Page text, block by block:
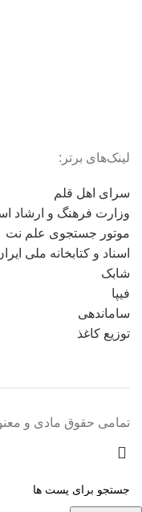
لینک‌های برتر:
سرای اهل قلم
وزارت فرهنگ و ارشاد
موتور جستجوی علم نت
اسناد و کتابخانه ملی
شابک
فیپا
ساماندهی
توزیع کاغذ
تمامی حقوق مادی و